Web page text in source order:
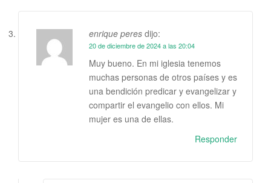
enrique peres dijo:
20 de diciembre de 2024 a las 20:04
Muy bueno. En mi iglesia tenemos
muchas personas de otros países y es
una bendición predicar y evangelizar y
compartir el evangelio con ellos. Mi
mujer es una de ellas.
Responder